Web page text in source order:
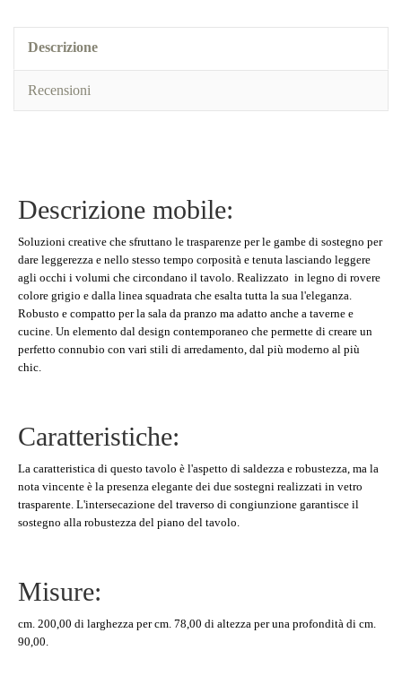
Descrizione
Recensioni
Descrizione mobile:
Soluzioni creative che sfruttano le trasparenze per le gambe di sostegno per
dare leggerezza e nello stesso tempo corposità e tenuta lasciando leggere
agli occhi i volumi che circondano il tavolo. Realizzato in legno di rovere
colore grigio e dalla linea squadrata che esalta tutta la sua l'eleganza.
Robusto e compatto per la sala da pranzo ma adatto anche a taverne e
cucine. Un elemento dal design contemporaneo che permette di creare un
perfetto connubio con vari stili di arredamento, dal più moderno al più
chic.
Caratteristiche:
La caratteristica di questo tavolo è l'aspetto di saldezza e robustezza, ma la
nota vincente è la presenza elegante dei due sostegni realizzati in vetro
trasparente. L'intersecazione del traverso di congiunzione garantisce il
sostegno alla robustezza del piano del tavolo.
Misure:
cm. 200,00 di larghezza per cm. 78,00 di altezza per una profondità di cm.
90,00.